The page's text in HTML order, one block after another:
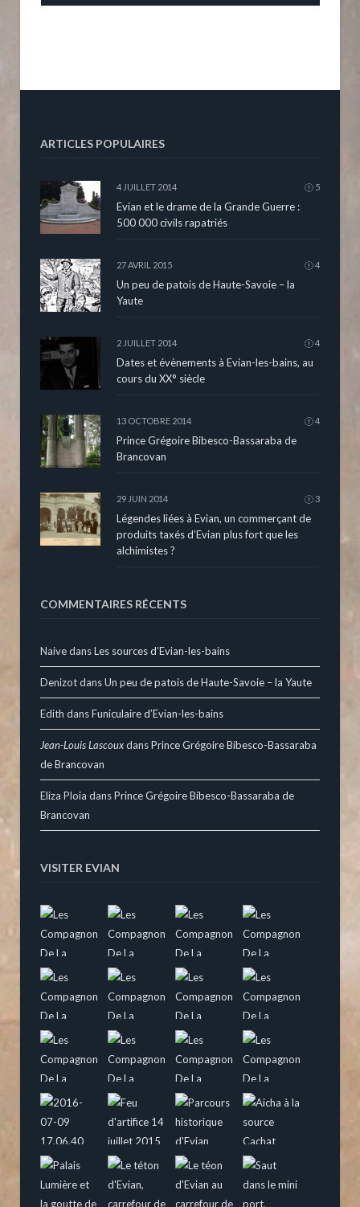
ARTICLES POPULAIRES
4 JUILLET 2014 5
Evian et le drame de la Grande Guerre :
500 000 civils rapatriés
27 AVRIL 2015 4
Un peu de patois de Haute-Savoie – la
Yaute
2 JUILLET 2014 4
Dates et évènements à Evian-les-bains, au
cours du XX° siècle
13 OCTOBRE 2014 4
Prince Grégoire Bibesco-Bassaraba de
Brancovan
29 JUIN 2014 3
Légendes liées à Evian, un commerçant de
produits taxés d’Evian plus fort que les
alchimistes ?
COMMENTAIRES RÉCENTS
NaivedansLes sources d’Evian-les-bains
DenizotdansUn peu de patois de Haute-Savoie – la Yaute
Edith dansFuniculaire d’Evian-les-bains
Jean-Louis LascouxdansPrince Grégoire Bibesco-Bassaraba
de Brancovan
Eliza Ploia dansPrince Grégoire Bibesco-Bassaraba de
Brancovan
VISITER EVIAN